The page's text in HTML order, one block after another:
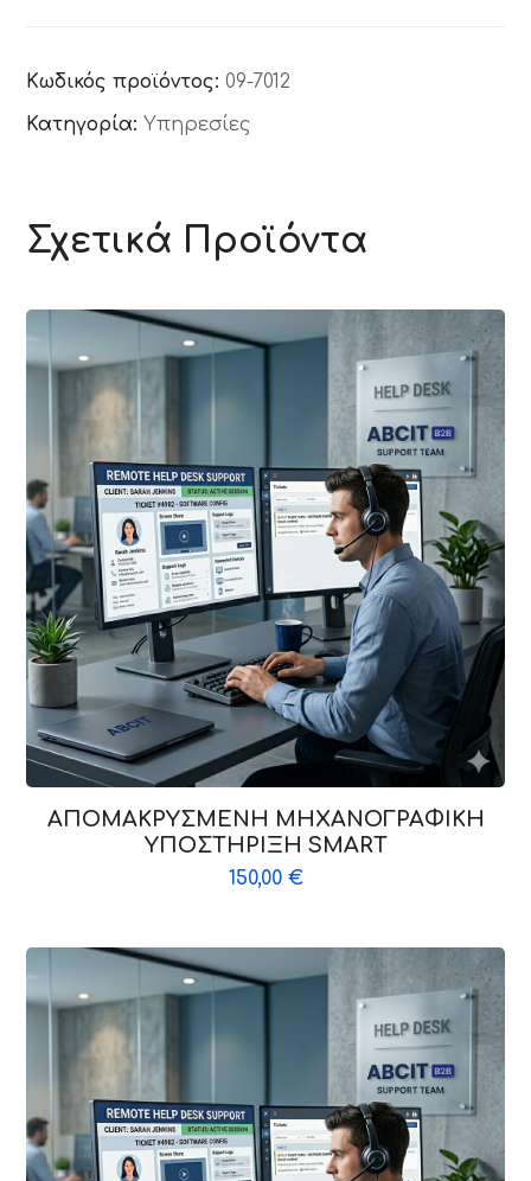
Κωδικός προϊόντος:09-7012
Κατηγορία:Υπηρεσίες
Σχετικά Προϊόντα
ΑΠΟΜΑΚΡΥΣΜΕΝΗ ΜΗΧΑΝΟΓΡΑΦΙΚΗ
ΥΠΟΣΤΗΡΙΞΗ SMART
150,00 €